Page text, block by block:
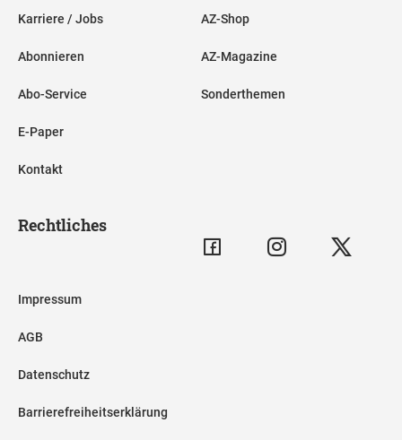
Karriere / Jobs
Abonnieren
Abo-Service
E-Paper
Kontakt
AZ-Shop
AZ-Magazine
Sonderthemen
Rechtliches
Impressum
AGB
Datenschutz
Barrierefreiheitserklärung